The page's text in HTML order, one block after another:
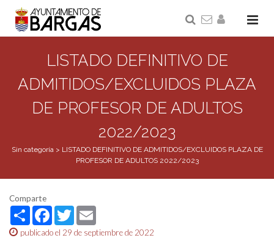
LISTADO DEFINITIVO DE
ADMITIDOS/EXCLUIDOS PLAZA
DE PROFESOR DE ADULTOS
2022/2023
Sin categoría> LISTADO DEFINITIVO DE ADMITIDOS/EXCLUIDOS PLAZA DE
PROFESOR DE ADULTOS 2022/2023
Comparte
ShareFacebook
Twitter
publicado el 29 de septiembre de 2022